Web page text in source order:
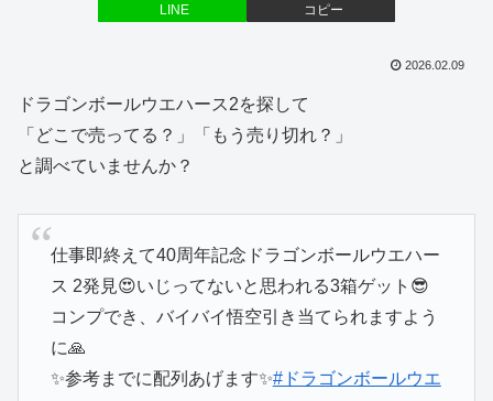
LINE コピー
2026.02.09
ドラゴンボールウエハース2を探して
「どこで売ってる？」「もう売り切れ？」
と調べていませんか？
仕事即終えて40周年記念ドラゴンボールウエハー
ス 2発見😍いじってないと思われる3箱ゲット😎
コンプでき、バイバイ悟空引き当てられますよう
に🙏
✨参考までに配列あげます✨#ドラゴンボールウエ